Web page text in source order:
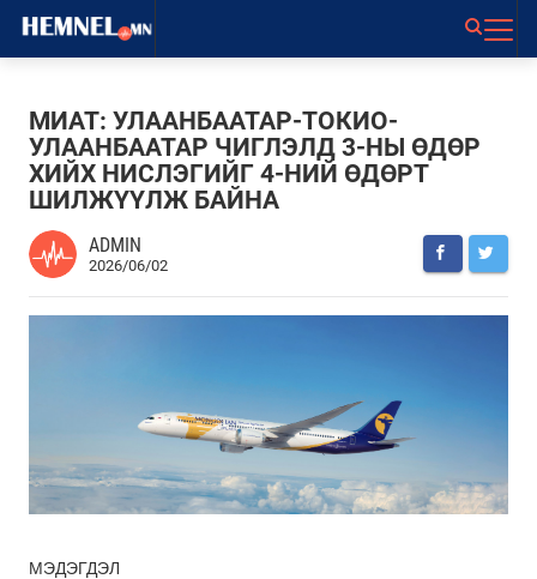
МИАТ: УЛААНБААТАР-ТОКИО-
УЛААНБААТАР ЧИГЛЭЛД 3-НЫ ӨДӨР
ХИЙХ НИСЛЭГИЙГ 4-НИЙ ӨДӨРТ
ШИЛЖҮҮЛЖ БАЙНА
ADMIN
2026/06/02
МЭДЭГДЭЛ